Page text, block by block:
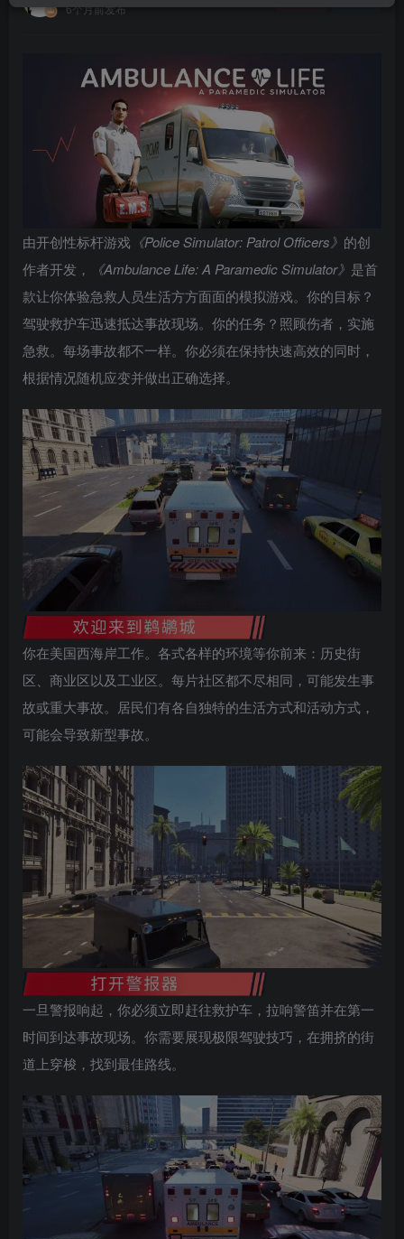
6个月前发布
由开创性标杆游戏 《Police Simulator: Patrol Officers》 的创
作者开发，
《Ambulance Life: A Paramedic Simulator》 是首
款让你体验急救人员生活方方面面的模拟游戏。你的目标？
驾驶救护车迅速抵达事故现场。你的任务？照顾伤者，实施
急救。每场事故都不一样。你必须在保持快速高效的同时，
根据情况随机应变并做出正确选择。
你在美国西海岸工作。各式各样的环境等你前来：历史街
区、商业区以及工业区。每片社区都不尽相同，可能发生事
故或重大事故。居民们有各自独特的生活方式和活动方式，
可能会导致新型事故。
一旦警报响起，你必须立即赶往救护车，拉响警笛并在第一
时间到达事故现场。你需要展现极限驾驶技巧，在拥挤的街
道上穿梭，找到最佳路线。